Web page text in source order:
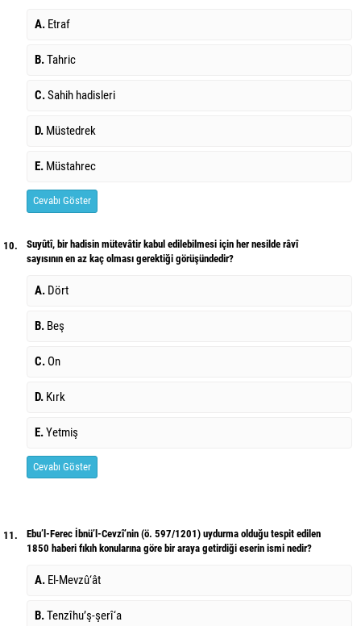
A. Etraf
B.Tahric
C.Sahih hadisleri
D. Müstedrek
E. Müstahrec
Cevabı Göster
10.
Suyûtî, bir hadisin mütevâtir kabul edilebilmesi için her nesilde râvî
sayısının en az kaç olması gerektiği görüşündedir?
A. Dört
B. Beş
C. On
D. Kırk
E.Yetmiş
Cevabı Göster
11.
Ebu’l-Ferec İbnü’l-Cevzî’nin (ö. 597/1201) uydurma olduğu tespit edilen
1850 haberi fıkıh konularına göre bir araya getirdiği eserin ismi nedir?
A. El-Mevzû‘ât
B.Tenzîhu’ş-şerî‘a